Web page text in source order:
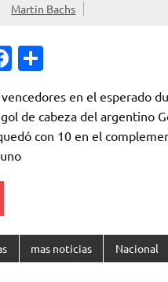
Martin Bachs
Fa
e
b
o
C
m
p
en el esperado
de cabeza del argentino
con 10 en el
mas noticias Nacional